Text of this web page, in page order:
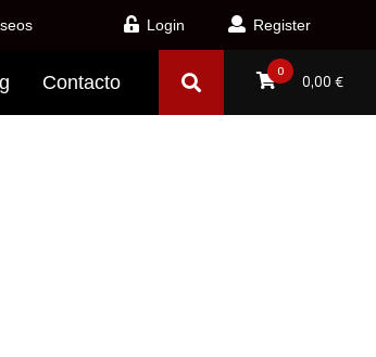
Login Register
0
0,00 €
Contacto